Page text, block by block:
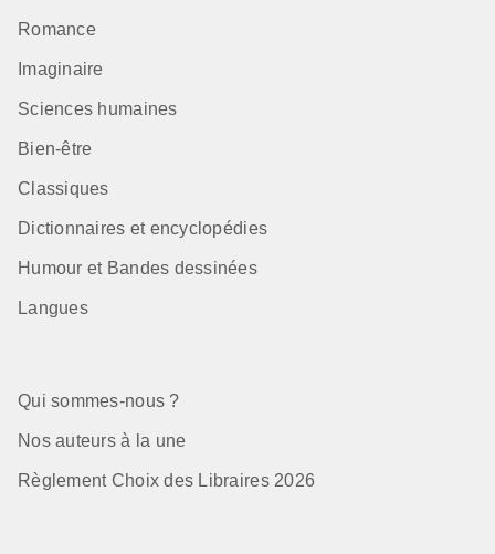
Romance
Imaginaire
Sciences humaines
Bien-être
Classiques
Dictionnaires et encyclopédies
Humour et Bandes dessinées
Langues
Qui sommes-nous ?
Nos auteurs à la une
Règlement Choix des Libraires 2026